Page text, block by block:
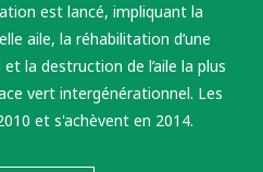
est lancé, impliquant la
aile, la réhabilitation d’une
la destruction de l’aile la plus
vert intergénérationnel. Les
et s'achèvent en 2014.